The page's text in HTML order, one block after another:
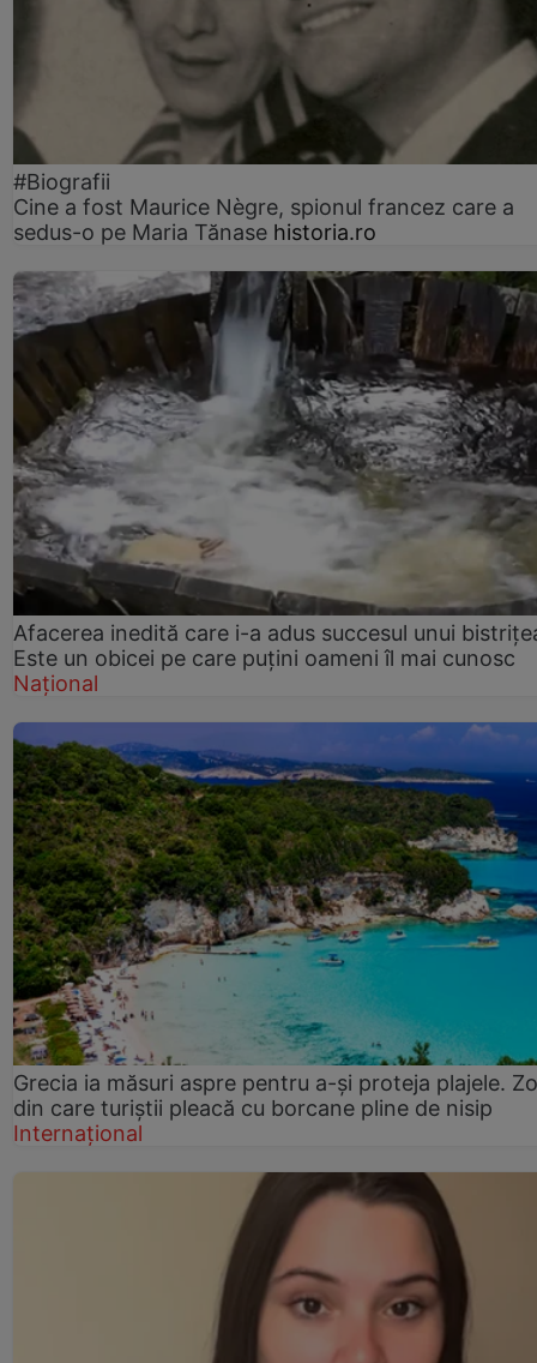
#Biografii
Cine a fost Maurice Nègre, spionul francez care a
sedus-o pe Maria Tănase historia.ro
Afacerea inedită care i-a adus succesul unui
Este un obicei pe care puțini oameni îl mai cunosc
Național
Grecia ia măsuri aspre pentru a-și proteja plajele.
din care turiștii pleacă cu borcane pline de nisip
Internațional